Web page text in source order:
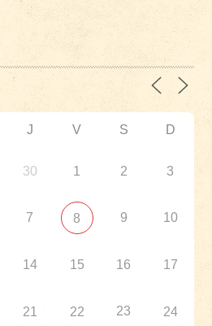
J V S D
30 1 2 3
7 8 9 10
14 15 16 17
21 22 23 24